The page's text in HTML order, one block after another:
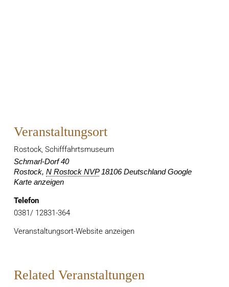
Veranstaltungsort
Rostock, Schifffahrtsmuseum
Schmarl-Dorf 40
Rostock, N Rostock NVP 18106 Deutschland Google
Karte anzeigen
Telefon
0381/ 12831-364
Veranstaltungsort-Website anzeigen
Related Veranstaltungen